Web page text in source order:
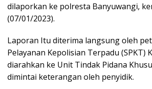
dilaporkan ke polresta Banyuwangi,
(07/01/2023).
Laporan Itu diterima langsung oleh
Pelayanan Kepolisian Terpadu (SPKT)
diarahkan ke Unit Tindak Pidana
dimintai keterangan oleh penyidik.